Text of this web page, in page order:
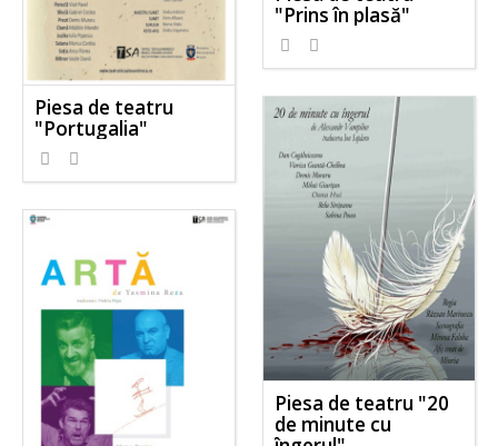
"Prins în plasă"
Piesa de teatru
"Portugalia"
Piesa de teatru "20
de minute cu